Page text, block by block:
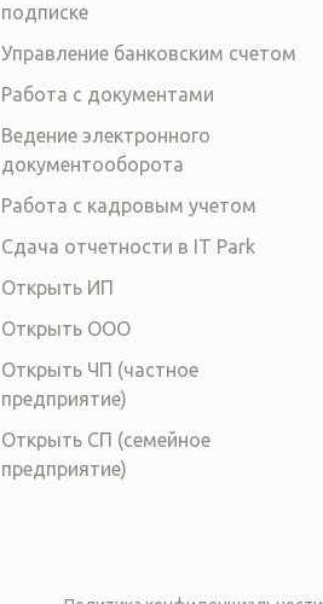
подписке
Управление банковским счетом
Работа с документами
Ведение электронного
документооборота
Работа с кадровым учетом
Сдача отчетности в IT Park
Открыть ИП
Открыть ООО
Открыть ЧП (частное
предприятие)
Открыть СП (семейное
предприятие)